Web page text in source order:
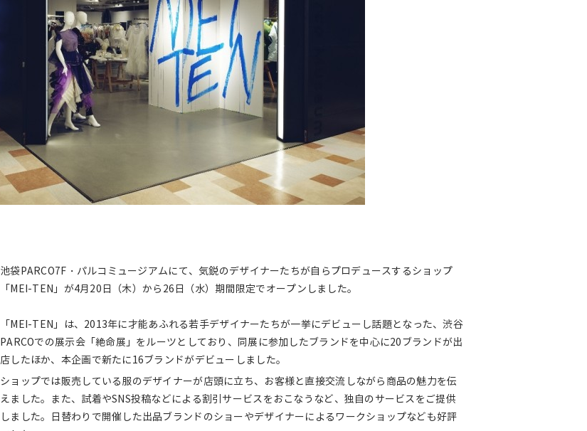
池袋PARCO7F・パルコミュージアムにて、気鋭のデザイナーたちが自らプロデュースするショップ
「MEI-TEN」が4月20日（木）から26日（水）期間限定でオープンしました。
「MEI-TEN」は、2013年に才能あふれる若手デザイナーたちが一挙にデビューし話題となった、渋谷
PARCOでの展示会「絶命展」をルーツとしており、同展に参加したブランドを中心に20ブランドが出
店したほか、本企画で新たに16ブランドがデビューしました。
ショップでは販売している服のデザイナーが店頭に立ち、お客様と直接交流しながら商品の魅力を伝
えました。また、試着やSNS投稿などによる割引サービスをおこなうなど、独自のサービスをご提供
しました。日替わりで開催した出品ブランドのショーやデザイナーによるワークショップなども好評